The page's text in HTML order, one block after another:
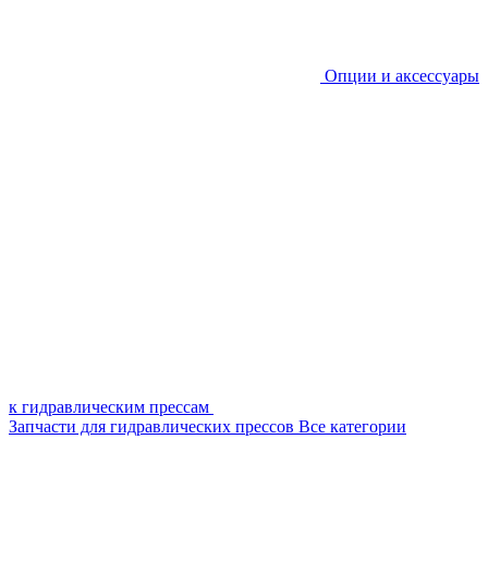
Опции и аксессуары
к гидравлическим прессам
Запчасти для гидравлических прессов Все категории